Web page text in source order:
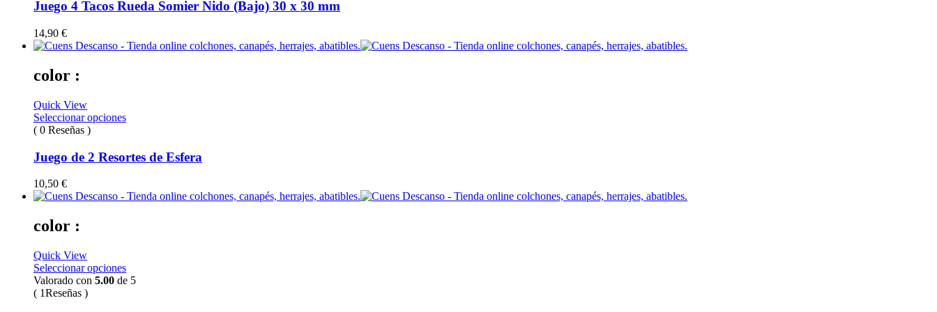
Juego 4 Tacos Rueda Somier Nido (Bajo) 30 x 30 mm
14,90 €
color :
Quick View
Seleccionar opciones
( 0 Reseñas )
Juego de 2 Resortes de Esfera
10,50 €
color :
Quick View
Seleccionar opciones
Valorado con 5.00 de 5
( 1Reseñas )